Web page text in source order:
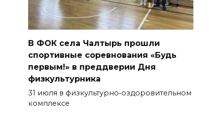
В ФОК села Чалтырь прошли
спортивные соревнования «Будь
первым!» в преддверии Дня
физкультурника
31 июля в физкультурно‑оздоровительном
комплексе